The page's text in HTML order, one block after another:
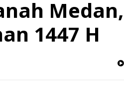
Medan,
1447 H